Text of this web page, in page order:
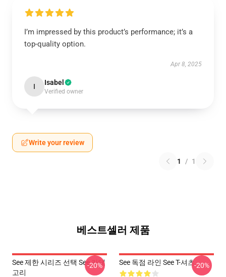
I’m impressed by this product’s performance; it’s a
top-quality option.
Apr 8, 2025
I Isabel
Verified owner
Write your review
1 / 1
베스트셀러 제품
See 제한 시리즈 선택 See 카테
고리
-20% See 독점 라인 See T-셔츠-20%